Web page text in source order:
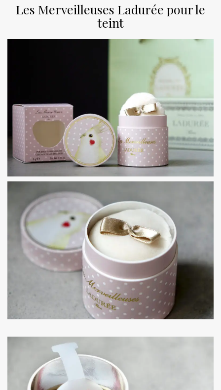
Les Merveilleuses Ladurée pour le
teint